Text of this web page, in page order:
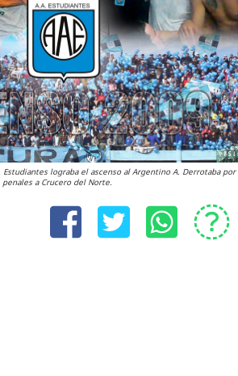
Estudiantes lograba el ascenso al Argentino A. Derrotaba por
penales a Crucero del Norte.